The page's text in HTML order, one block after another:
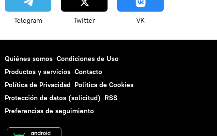
Telegram Twitter VK
Quiénes somos Condiciones de Uso
Productos y servicios Contacto
Política de Privacidad Politica de Cookies
Protección de datos (solicitud) RSS
Preferencias de seguimiento